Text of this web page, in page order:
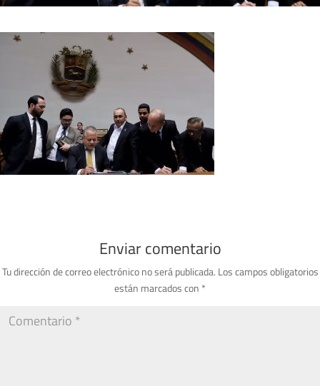
Enviar comentario
Tu dirección de correo electrónico no será publicada. Los campos obligatorios
están marcados con *